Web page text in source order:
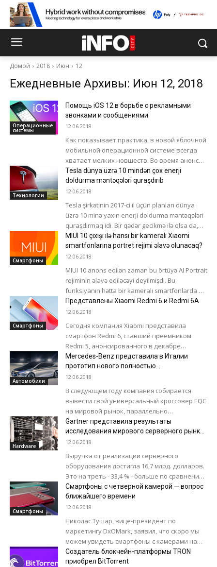
Домой 2018 Июн 12
Ежедневные Архивы: Июн 12, 2018
Операционные
системы
Помощь iOS 12 в борьбе с рекламными
звонками и сообщениями
12.06.2018
Как показывает практика, в новой яблочной
мобильной операционной системе всегда
хватает мелких новшеств. Во время анонса
iOS 12 компания Apple не акцентировала
внимание на...
Технологии
Tesla dünya üzrə 10 mindən çox enerji
doldurma məntəqələri quraşdırıb
12.06.2018
Tesla şirkətinin 2017-ci il üçün planları dünya
üzrə 10 minə yaxın enerji doldurma məntəqələri
quraşdırmaq idi. Bir qədər gecikmə ilə olsa da,
onlar məqsədlərinə...
Смартфоны
MIUI 10 çıxışı ilə hansı bir kameralı Xiaomi
smartfonlarına portret rejimi əlavə olunacaq?
12.06.2018
MIUI 10 anons edilən zaman bu örtüyə AI Portrait
rejiminin əlavə ediləcəyi deyilmişdi. Bu
funksiyanın hətta bir kameralı smartfonlarda da
çalışacağı qeyd edilmişdi. Ümumiyyətlə, Google...
Смартфоны
Представлены Xiaomi Redmi 6 и Redmi 6A
12.06.2018
Сегодня компания Xiaomi представила
смартфон Redmi 6, ставший преемником
Redmi 5, анонсированного в декабре
прошлого года. Новинка получила 5,45”
дисплей с разрешением HD +...
Автомобили
Mercedes-Benz представила в Италии
прототип нового полностью
электрического хэтчбека EQA
12.06.2018
В следующем году компания собирается
вывести свой универсальный кроссовер EQC
на мировой рынок, параллельно
разрабатывая серию новых полностью
электрических автомобилей, которые
поступят на рынок...
Hardware
Gartner представила результаты
исследования мирового серверного рынка
в I квартале текущего года
12.06.2018
Выручка от реализации серверного
оборудования достигла 16,7 млрд. долларов.
Это на треть - 33,4 % - больше по сравнению
с первой четвертью прошлого года,...
Смартфоны
Смартфоны с четверной камерой — вопрос
ближайшего времени
12.06.2018
Николас Тушар, вице-президент по
маркетингу DxOMark, заявил, что скоро мы
можем увидеть смартфоны с камерами на
четыре объектива. По мнению эксперта, с
помощью дополнительных...
Создатель блокчейн-платформы TRON
приобрел BitTorrent